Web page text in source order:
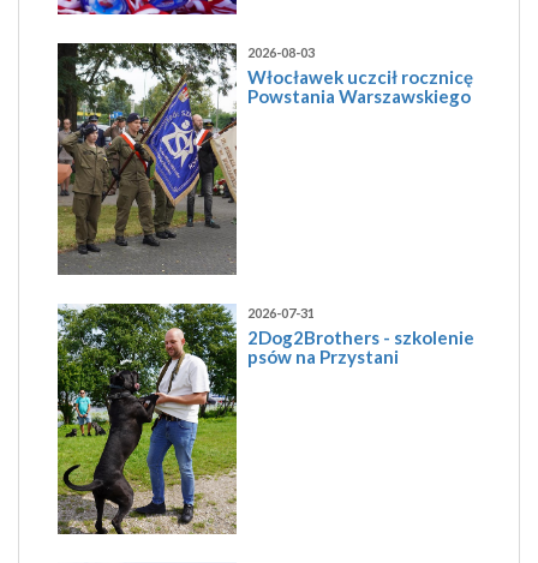
2026-08-03
Włocławek uczcił rocznicę
Powstania Warszawskiego
2026-07-31
2Dog2Brothers - szkolenie
psów na Przystani